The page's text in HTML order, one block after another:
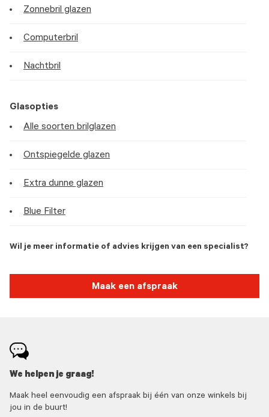
Zonnebril glazen
Computerbril
Nachtbril
Glasopties
Alle soorten brilglazen
Ontspiegelde glazen
Extra dunne glazen
Blue Filter
Wil je meer informatie of advies krijgen van een specialist?
Maak een afspraak
We helpen je graag!
Maak heel eenvoudig een afspraak bij één van onze winkels bij
jou in de buurt!